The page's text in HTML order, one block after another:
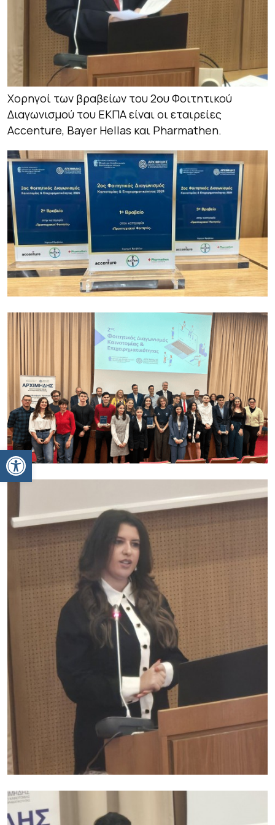
Ανοίξτε τη γραμμή εργαλείων
Χορηγοί των βραβείων του 2ου Φοιτητικού
Διαγωνισμού του ΕΚΠΑ είναι οι εταιρείες
Accenture, Bayer Hellas και Pharmathen.